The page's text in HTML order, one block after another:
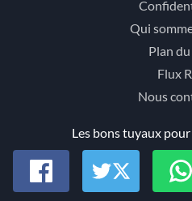
Qui
Plan
Flux
Nous
Les bons tuyaux